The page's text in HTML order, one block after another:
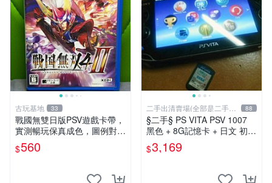
古玩基地 33
戰國無雙日版PSV遊戲卡帶，
實測暢玩保真成色，圖例對應
確保收貨，售出概不退換 戰
國無雙 PSV 日版 游戲 卡帶
$560
二手出清賣場(全部是二手商
品)
88
§二手§ PS VITA PSV 1007
黑色 + 8G記憶卡 + 日文 初音
未來 F 2nd 遊戲卡片｜郵局
寄送｜未含運｜購買前請私訊
$3,169